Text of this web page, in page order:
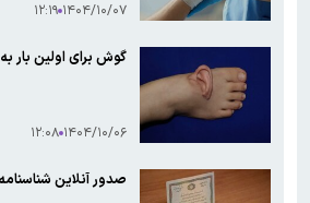
۱۴۰۴/۱۰/۰۷ ۱۲:۱۹
گوش برای اولین بار
۱۴۰۴/۱۰/۰۶ ۱۲:۰۸
صدور آنلاین